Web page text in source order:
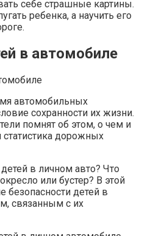
себе страшные картины.
ребенка, а научить его
в автомобиле
автомобильных
сохранности их жизни.
помнят об этом, о чем и
статистика дорожных
в личном авто? Что
или бустер? В этой
детей в
связанным с их